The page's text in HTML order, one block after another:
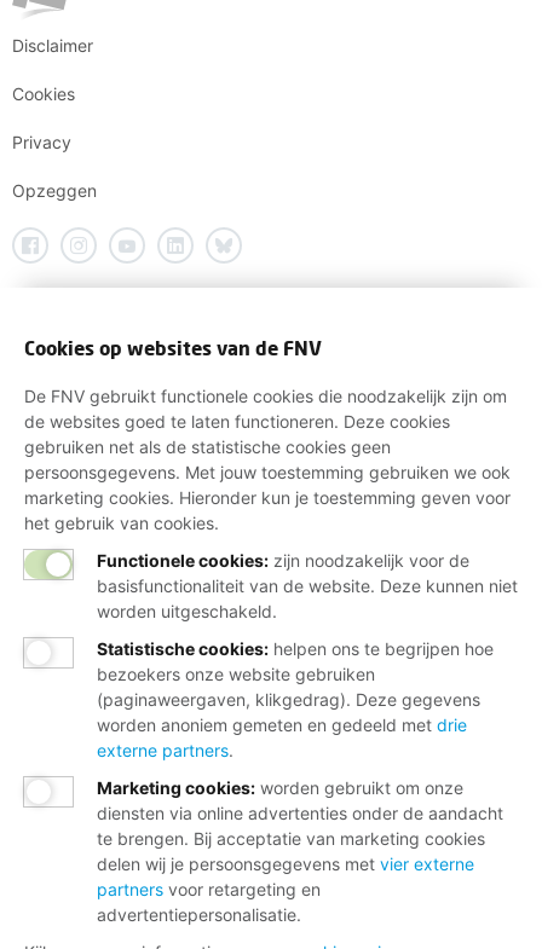
Disclaimer
Cookies
Privacy
Opzeggen
Cookies op websites van de FNV
De FNV gebruikt functionele cookies die noodzakelijk zijn om
de websites goed te laten functioneren. Deze cookies
gebruiken net als de statistische cookies geen
persoonsgegevens. Met jouw toestemming gebruiken we ook
marketing cookies. Hieronder kun je toestemming geven voor
het gebruik van cookies.
Functionele cookies: zijn noodzakelijk voor de
basisfunctionaliteit van de website. Deze kunnen niet
worden uitgeschakeld.
Statistische cookies: helpen ons te begrijpen hoe
bezoekers onze website gebruiken
(paginaweergaven, klikgedrag). Deze gegevens
worden anoniem gemeten en gedeeld met drie
externe partners.
Marketing cookies: worden gebruikt om onze
diensten via online advertenties onder de aandacht
te brengen. Bij acceptatie van marketing cookies
delen wij je persoonsgegevens met vier externe
partners voor retargeting en
advertentiepersonalisatie.